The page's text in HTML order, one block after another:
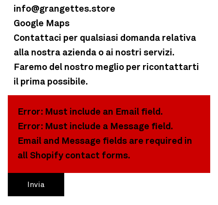
info@grangettes.store
Google Maps
Contattaci per qualsiasi domanda relativa
alla nostra azienda o ai nostri servizi.
Faremo del nostro meglio per ricontattarti
il prima possibile.
Error: Must include an Email field.
Error: Must include a Message field.
Email and Message fields are required in
all Shopify contact forms.
Invia